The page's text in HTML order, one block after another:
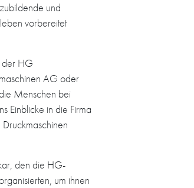
und
vorbereitet
der HG
AG oder
Menschen bei
Einblicke in die Firma
den die HG-
um ihnen